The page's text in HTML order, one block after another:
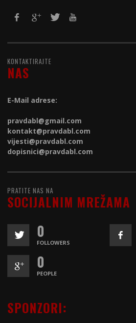
KONTAKTIRAJTE
NAS
E-Mail adrese:
pravdabl@gmail.com
kontakt@pravdabl.com
vijesti@pravdabl.com
dopisnici@pravdabl.com
PRATITE NAS NA
SOCIJALNIM MREŽAMA
0
FOLLOWERS
0
PEOPLE
SPONZORI: